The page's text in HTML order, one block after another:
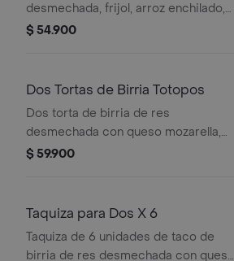
desmechada, frijol, arroz enchilado,
queso mozzarella, y guacamole de la
$ 54.900
Dos Tortas de Birria Totopos
Dos torta de birria de res
desmechada con queso mozarella,
pan brioche a la plancha, guacamole
$ 59.900
Taquiza para Dos X 6
Taquiza de 6 unidades de taco de
birria de res desmechada con queso